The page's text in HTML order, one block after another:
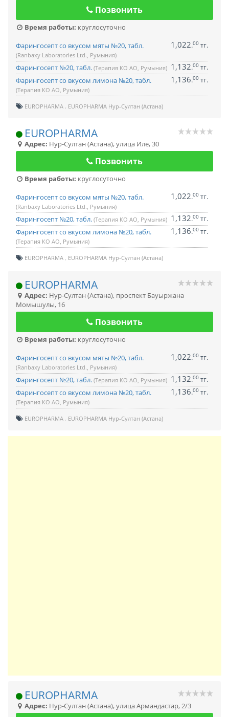
Позвонить
Время работы: круглосуточно
Фарингосепт со вкусом мяты №20, табл.
(Ranbaxy Laboratories Ltd., Румыния)
1,022.00 тг.
Фарингосепт №20, табл. (Терапия КО АО, Румыния) 1,132.00 тг.
Фарингосепт со вкусом лимона №20, табл.
(Терапия КО АО, Румыния)
1,136.00 тг.
EUROPHARMA EUROPHARMA Нур-Султан (Астана)
EUROPHARMA
Адрес: Нур-Султан (Астана),улица Иле, 30
Позвонить
Время работы: круглосуточно
Фарингосепт со вкусом мяты №20, табл.
(Ranbaxy Laboratories Ltd., Румыния)
1,022.00 тг.
Фарингосепт №20, табл. (Терапия КО АО, Румыния) 1,132.00 тг.
Фарингосепт со вкусом лимона №20, табл.
(Терапия КО АО, Румыния)
1,136.00 тг.
EUROPHARMA EUROPHARMA Нур-Султан (Астана)
EUROPHARMA
Адрес: Нур-Султан (Астана), проспект Бауыржана
Момышулы, 16
Позвонить
Время работы: круглосуточно
Фарингосепт со вкусом мяты №20, табл.
(Ranbaxy Laboratories Ltd., Румыния)
1,022.00 тг.
Фарингосепт №20, табл. (Терапия КО АО, Румыния) 1,132.00 тг.
Фарингосепт со вкусом лимона №20, табл.
(Терапия КО АО, Румыния)
1,136.00 тг.
EUROPHARMA EUROPHARMA Нур-Султан (Астана)
EUROPHARMA
Адрес: Нур-Султан (Астана),улица Армандастар, 2/3